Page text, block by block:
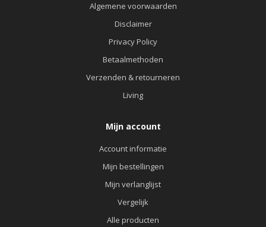
Algemene voorwaarden
Disclaimer
Privacy Policy
Betaalmethoden
Verzenden & retourneren
Living
Mijn account
Account informatie
Mijn bestellingen
Mijn verlanglijst
Vergelijk
Alle producten